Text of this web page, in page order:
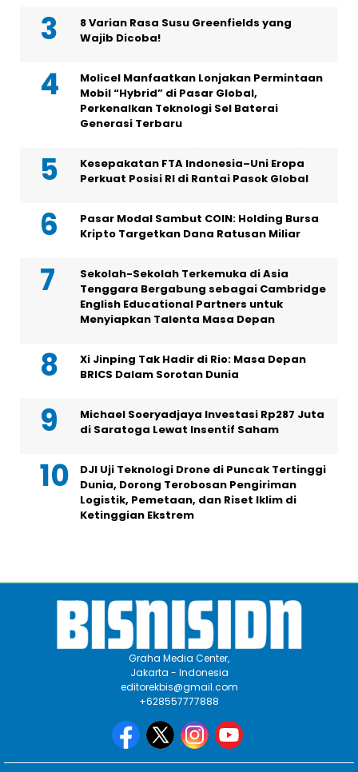
8 Varian Rasa Susu Greenfields yang
Wajib Dicoba!
Molicel Manfaatkan Lonjakan Permintaan
Mobil “Hybrid” di Pasar Global,
Perkenalkan Teknologi Sel Baterai
Generasi Terbaru
Kesepakatan FTA Indonesia–Uni Eropa
Perkuat Posisi RI di Rantai Pasok Global
Pasar Modal Sambut COIN: Holding Bursa
Kripto Targetkan Dana Ratusan Miliar
Sekolah-Sekolah Terkemuka di Asia
Tenggara Bergabung sebagai Cambridge
English Educational Partners untuk
Menyiapkan Talenta Masa Depan
Xi Jinping Tak Hadir di Rio: Masa Depan
BRICS Dalam Sorotan Dunia
Michael Soeryadjaya Investasi Rp287 Juta
di Saratoga Lewat Insentif Saham
DJI Uji Teknologi Drone di Puncak Tertinggi
Dunia, Dorong Terobosan Pengiriman
Logistik, Pemetaan, dan Riset Iklim di
Ketinggian Ekstrem
Graha Media Center,
Jakarta - Indonesia
editorekbis@gmail.com
+628557777888